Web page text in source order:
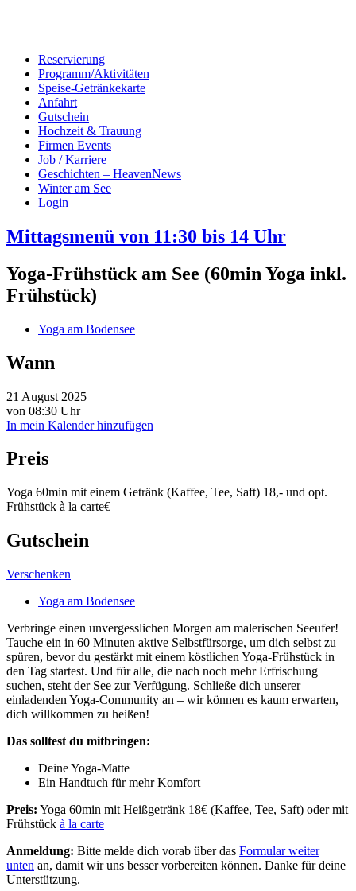
Reservierung
Programm/Aktivitäten
Speise-Getränkekarte
Anfahrt
Gutschein
Hochzeit & Trauung
Firmen Events
Job / Karriere
Geschichten – HeavenNews
Winter am See
Login
Mittagsmenü von 11:30 bis 14 Uhr
Yoga-Frühstück am See (60min Yoga inkl.
Frühstück)
Yoga am Bodensee
Wann
21 August 2025
von 08:30 Uhr
In mein Kalender hinzufügen
Preis
Yoga 60min mit einem Getränk (Kaffee, Tee, Saft) 18,- und opt.
Frühstück à la carte€
Gutschein
Verschenken
Yoga am Bodensee
Verbringe einen unvergesslichen Morgen am malerischen Seeufer!
Tauche ein in 60 Minuten aktive Selbstfürsorge, um dich selbst zu
spüren, bevor du gestärkt mit einem köstlichen Yoga-Frühstück in
den Tag startest. Und für alle, die nach noch mehr Erfrischung
suchen, steht der See zur Verfügung. Schließe dich unserer
einladenden Yoga-Community an – wir können es kaum erwarten,
dich willkommen zu heißen!
Das solltest du mitbringen:
Deine Yoga-Matte
Ein Handtuch für mehr Komfort
Preis: Yoga 60min mit Heißgetränk 18€ (Kaffee, Tee, Saft) oder mit
Frühstück à la carte
Anmeldung: Bitte melde dich vorab über das Formular weiter
unten an, damit wir uns besser vorbereiten können. Danke für deine
Unterstützung.